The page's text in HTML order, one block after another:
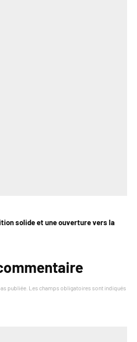
solide et une ouverture vers la
publiée. Les champs obligatoires sont indiqués